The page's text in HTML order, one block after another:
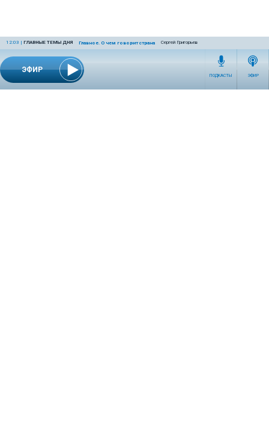
ЭФИР
12:03 | ГЛАВНЫЕ ТЕМЫ ДНЯ Главное. О чем говорит страна Сергей Григорьев
ПОДКАСТЫ ЭФИР